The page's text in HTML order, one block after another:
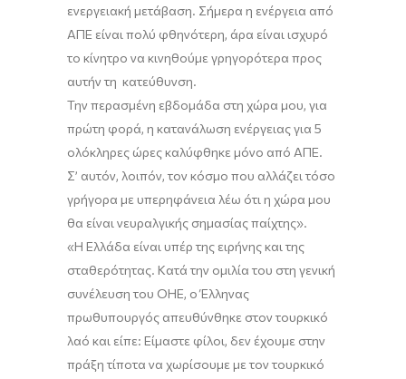
ενεργειακή μετάβαση. Σήμερα η ενέργεια από
ΑΠΕ είναι πολύ φθηνότερη, άρα είναι ισχυρό
το κίνητρο να κινηθούμε γρηγορότερα προς
αυτήν τη κατεύθυνση.
Την περασμένη εβδομάδα στη χώρα μου, για
πρώτη φορά, η κατανάλωση ενέργειας για 5
ολόκληρες ώρες καλύφθηκε μόνο από ΑΠΕ.
Σ’ αυτόν, λοιπόν, τον κόσμο που αλλάζει τόσο
γρήγορα με υπερηφάνεια λέω ότι η χώρα μου
θα είναι νευραλγικής σημασίας παίχτης».
«Η Ελλάδα είναι υπέρ της ειρήνης και της
σταθερότητας. Κατά την ομιλία του στη γενική
συνέλευση του ΟΗΕ, ο Έλληνας
πρωθυπουργός απευθύνθηκε στον τουρκικό
λαό και είπε: Είμαστε φίλοι, δεν έχουμε στην
πράξη τίποτα να χωρίσουμε με τον τουρκικό